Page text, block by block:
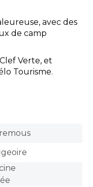
avec des
de camp
Verte, et
Tourisme.